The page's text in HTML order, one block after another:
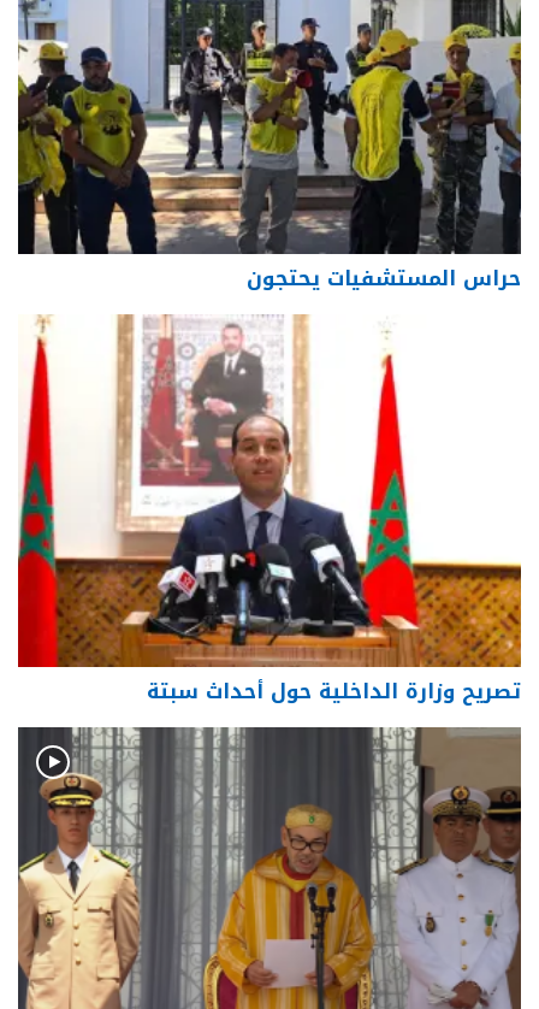
حراس المستشفيات يحتجون
تصريح وزارة الداخلية حول أحداث سبتة